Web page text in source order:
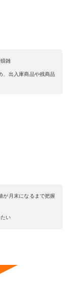
雑
、出⼊庫商品や残商品
が⽉末になるまで把握
い